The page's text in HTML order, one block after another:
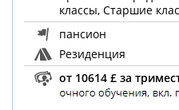
классы, Старшие
пансион
Резиденция
от 10614 £ за